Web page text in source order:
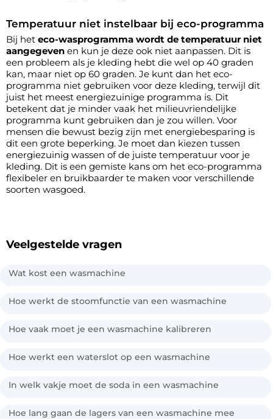
Temperatuur niet instelbaar bij eco-programma
Bij het eco-wasprogramma wordt de temperatuur niet
aangegeven en kun je deze ook niet aanpassen. Dit is
een probleem als je kleding hebt die wel op 40 graden
kan, maar niet op 60 graden. Je kunt dan het eco-
programma niet gebruiken voor deze kleding, terwijl dit
juist het meest energiezuinige programma is. Dit
betekent dat je minder vaak het milieuvriendelijke
programma kunt gebruiken dan je zou willen. Voor
mensen die bewust bezig zijn met energiebesparing is
dit een grote beperking. Je moet dan kiezen tussen
energiezuinig wassen of de juiste temperatuur voor je
kleding. Dit is een gemiste kans om het eco-programma
flexibeler en bruikbaarder te maken voor verschillende
soorten wasgoed.
Veelgestelde vragen
Wat kost een wasmachine
Hoe werkt de stoomfunctie van een wasmachine
Hoe vaak moet je een wasmachine kalibreren
Hoe werkt een waterslot op een wasmachine
In welk vakje moet de soda in een wasmachine
Hoe lang gaan de lagers van een wasmachine mee